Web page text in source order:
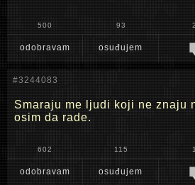
500 93
odobravam osuđujem
#3244083
Smaraju me ljudi koji ne znaju
osim da rade.
602 115
odobravam osuđujem